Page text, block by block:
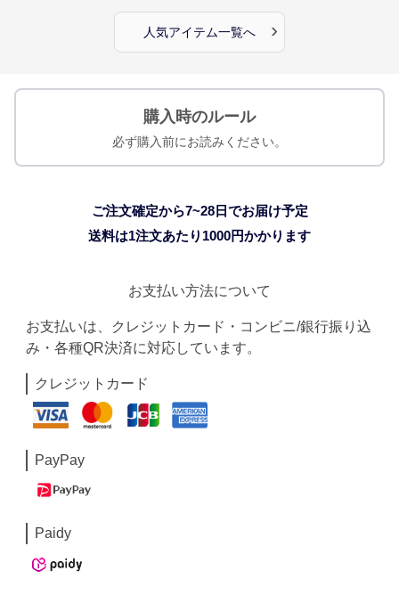
人気アイテム一覧へ ›
購入時のルール
必ず購入前にお読みください。
ご注文確定から7~28日でお届け予定
送料は1注文あたり 1000円かかります
お支払い方法について
お支払いは、クレジットカード・コンビニ/銀行振り込
み・各種QR決済に対応しています。
クレジットカード
PayPay
Paidy